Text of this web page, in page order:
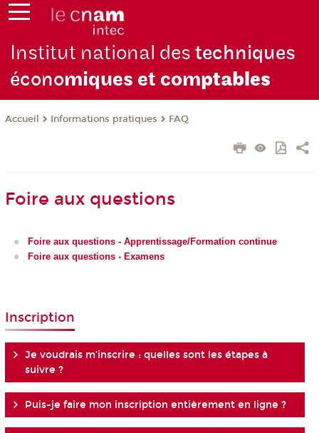
Institut national destechniques
économiques et comptables
Accueil Informations pratiques FAQ
Foire aux questions
Foire aux questions - Apprentissage/Formation continue
Foire aux questions - Examens
Inscription
Je voudrais m’inscrire : quelles sont les étapes à
suivre ?
Puis-je faire mon inscription entièrement en ligne ?